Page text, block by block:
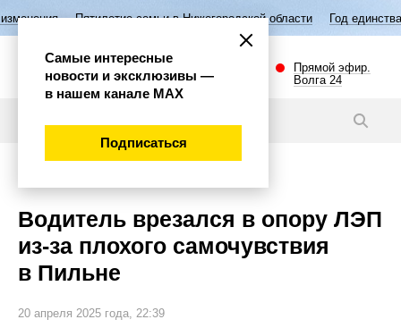
семьи в Нижегородской области Год единства народов России
Прямой эфир.
Волга 24
Водитель врезался в опору ЛЭП
из-за плохого самочувствия
в Пильне
20 апреля 2025 года, 22:39
Самые интересные
новости и эксклюзивы —
в нашем канале МАХ
Подписаться